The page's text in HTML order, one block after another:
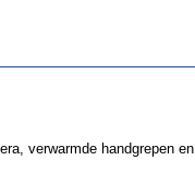
verwarmde handgrepen en